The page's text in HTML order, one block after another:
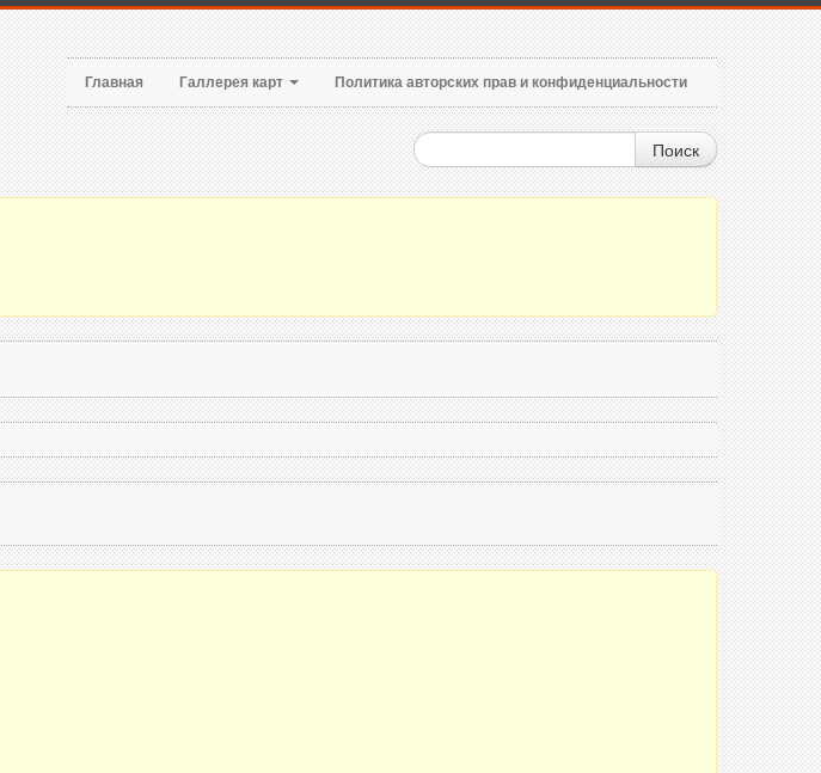
Главная Галлерея карт Политика авторских прав и конфиденциальности
Поиск